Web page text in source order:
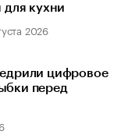
для кухни
2026
цифровое
перед